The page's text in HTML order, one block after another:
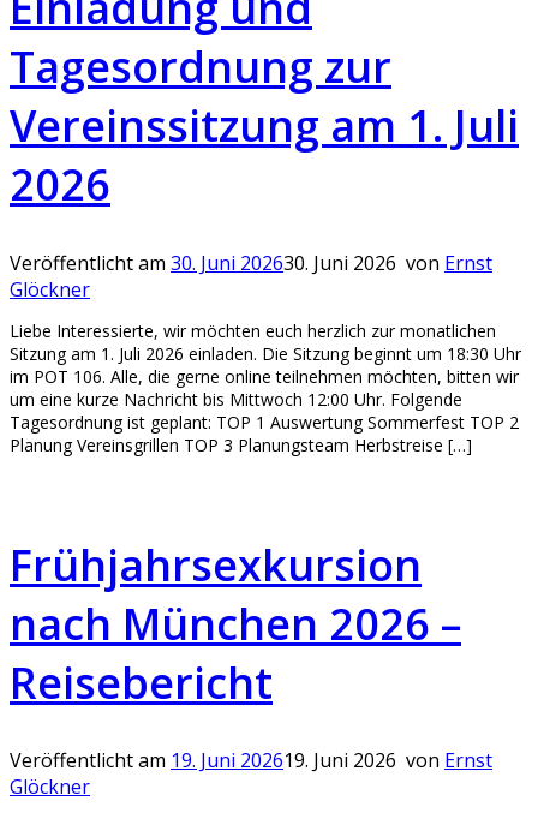
Tagesordnung zur
Vereinssitzung am 1. Juli
2026
Veröffentlicht am 30. Juni 202630. Juni 2026 von Ernst
Glöckner
Liebe Interessierte, wir möchten euch herzlich zur monatlichen
Sitzung am 1. Juli 2026 einladen. Die Sitzung beginnt um 18:30 Uhr
im POT 106. Alle, die gerne online teilnehmen möchten, bitten wir
um eine kurze Nachricht bis Mittwoch 12:00 Uhr. Folgende
Tagesordnung ist geplant: TOP 1 Auswertung Sommerfest TOP 2
Planung Vereinsgrillen TOP 3 Planungsteam Herbstreise […]
Frühjahrsexkursion
nach München 2026 –
Reisebericht
Veröffentlicht am 19. Juni 202619. Juni 2026 von Ernst
Glöckner